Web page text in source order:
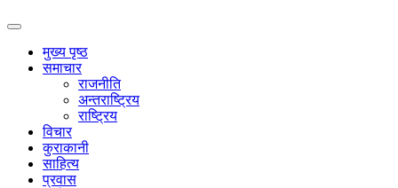
मुख्य पृष्ठ
समाचार
राजनीति
अन्तराष्ट्रिय
राष्ट्रिय
विचार
कुराकानी
साहित्य
प्रवास